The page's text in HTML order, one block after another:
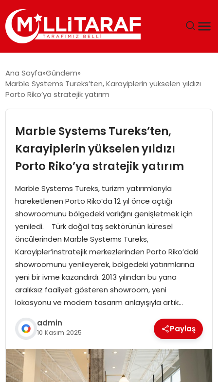
ÖZEL SAYFALAR
SPOR
SIYASET
MAGAZIN
Ana Sayfa Gündem
Marble Systems Tureks’ten, Karayiplerin yükselen yıldızı
Porto Riko’ya stratejik yatırım
Marble Systems Tureks’ten,
Karayiplerin yükselen yıldızı
Porto Riko’ya stratejik yatırım
Marble Systems Tureks, turizm yatırımlarıyla
hareketlenen Porto Riko’da 12 yıl önce açtığı
showroomunu bölgedeki varlığını genişletmek için
yeniledi. Türk doğal taş sektörünün küresel
öncülerinden Marble Systems Tureks,
Karayipler’instratejik merkezlerinden Porto Riko’daki
showroomunu yenileyerek, bölgedeki yatırımlarına
yeni bir ivme kazandırdı. 2013 yılından bu yana
aralıksız faaliyet gösteren showroom, yeni
lokasyonu ve modern tasarım anlayışıyla artık…
admin
10 Kasım 2025 Paylaş